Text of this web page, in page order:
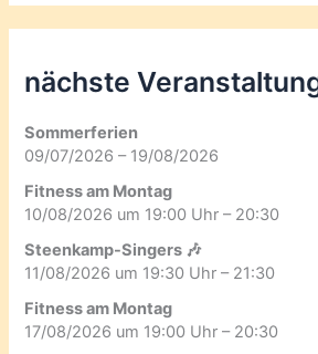
nächste
Sommerferien
09/07/2026 – 19/08/2026
Fitness am Montag
10/08/2026 um 19:00 Uhr – 20:30
Steenkamp-Singers 🎶
11/08/2026 um 19:30 Uhr – 21:30
Fitness am Montag
17/08/2026 um 19:00 Uhr – 20:30